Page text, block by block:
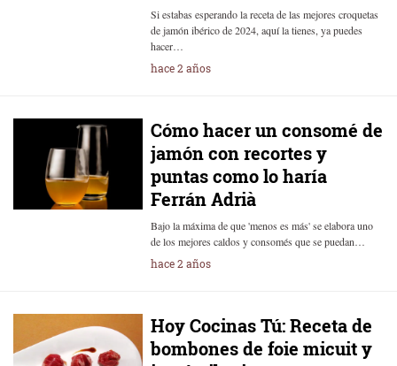
Si estabas esperando la receta de las mejores croquetas
de jamón ibérico de 2024, aquí la tienes, ya puedes
hacer…
hace 2 años
Cómo hacer un consomé de
jamón con recortes y
puntas como lo haría
Ferrán Adrià
Bajo la máxima de que 'menos es más' se elabora uno
de los mejores caldos y consomés que se puedan…
hace 2 años
Hoy Cocinas Tú: Receta de
bombones de foie micuit y